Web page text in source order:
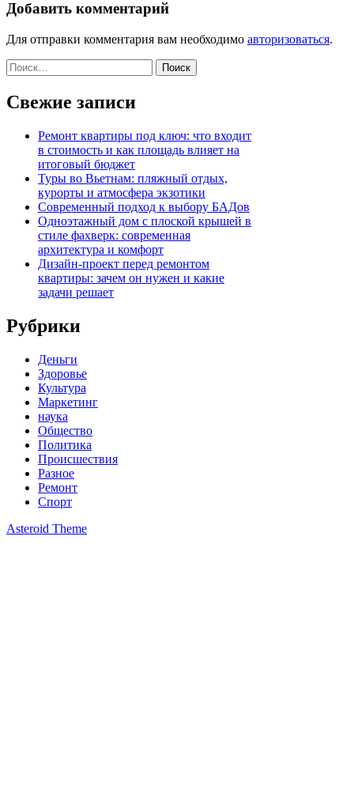
Добавить комментарий
Для отправки комментария вам необходимо авторизоваться.
Найти:
Свежие записи
Ремонт квартиры под ключ: что входит
в стоимость и как площадь влияет на
итоговый бюджет
Туры во Вьетнам: пляжный отдых,
курорты и атмосфера экзотики
Современный подход к выбору БАДов
Одноэтажный дом с плоской крышей в
стиле фахверк: современная
архитектура и комфорт
Дизайн-проект перед ремонтом
квартиры: зачем он нужен и какие
задачи решает
Рубрики
Деньги
Здоровье
Культура
Маркетинг
наука
Общество
Политика
Происшествия
Разное
Ремонт
Спорт
Asteroid Theme